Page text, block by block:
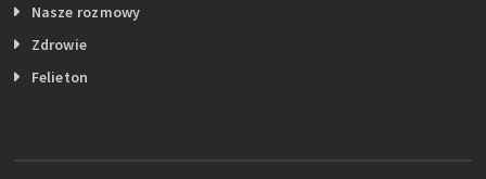
Nasze rozmowy
Zdrowie
Felieton